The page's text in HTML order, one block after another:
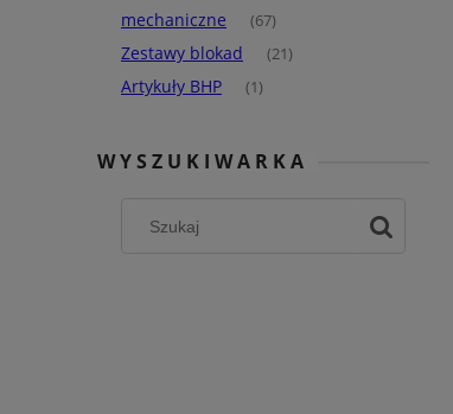
mechaniczne
(67)
Zestawy blokad (21)
Artykuły BHP (1)
WYSZUKIWARKA